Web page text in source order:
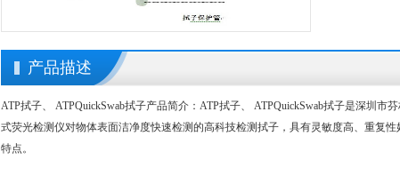
产品描述
ATP拭子、 ATPQuickSwab拭子产品简介：ATP拭子、 ATPQuickSwab拭子是深圳市
式荧光检测仪对物体表面洁净度快速检测的高科技检测拭子，具有灵敏度高、重复
特点。